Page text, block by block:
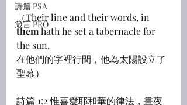
詩篇 PSA
箴言 PRO
（Their line and their words, in
them hath he set a tabernacle for
the sun,
在他們的字裡行間，他為太陽設立了
聖幕）
詩篇 1:2 惟喜愛耶和華的律法，晝夜